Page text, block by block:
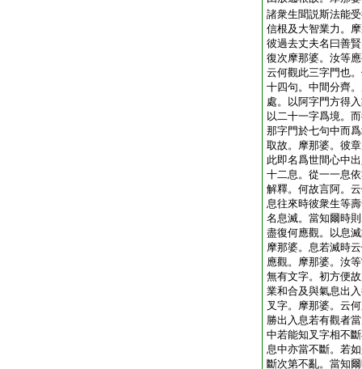
諸衆生聞説斯法能
信根及大智業力。
彼過去丈夫名曰善賢
復次摩那婆。汝等
云何觀此三字門也
十四句。中間分齊
處。以阿字門方得
以二十一字爲境。
那字門於七句中而
取故。摩那婆。彼
此即名爲世間心中
十二息。從一一息
解釋。何故言阿。
息往來時彼衆生等
名息滅。當知爾時
盡復何應觀。以息
摩那婆。息若滅時
應觀。摩那婆。汝
無有文字。初方便
業和合及與氣息出
叉字。摩那婆。云
勝出入息若有觀者
中若能知叉字相不
息中亦當不斷。若
斷次第不亂。當知